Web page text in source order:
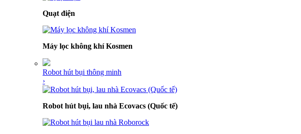
Quạt điện
Máy lọc không khí Kosmen
Robot hút bụi thông minh
›
Robot hút bụi, lau nhà Ecovacs (Quốc tế)